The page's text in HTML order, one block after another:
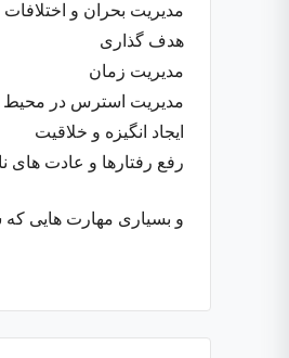
مدیریت بحران و اختلافات
هدف گذاری
مدیریت زمان
مدیریت استرس در محیط
ایجاد انگیزه و خلاقیت
رفع رفتارها و عادت های
و بسیاری مهارت هایی که